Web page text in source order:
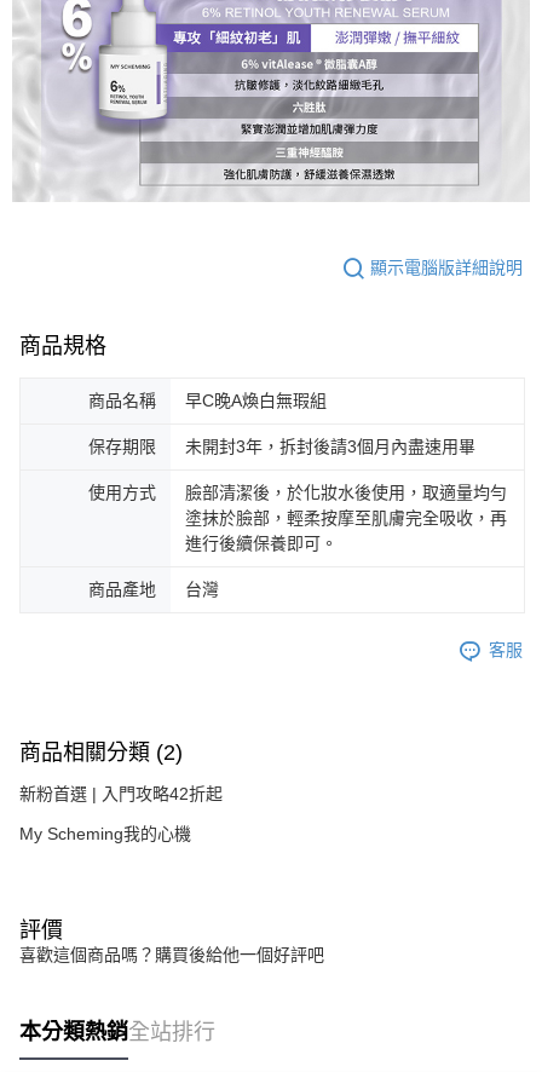
顯示電腦版詳細說明
商品規格
商品名稱 早C晚A煥白無瑕組
保存期限 未開封3年，拆封後請3個月內盡速用畢
使用方式
臉部清潔後，於化妝水後使用，取適量均勻
塗抹於臉部，輕柔按摩至肌膚完全吸收，再
進行後續保養即可。
商品產地 台灣
客服
商品相關分類 (2)
新粉首選 | 入門攻略42折起
My Scheming我的心機
評價
喜歡這個商品嗎？購買後給他一個好評吧
本分類熱銷全站排行